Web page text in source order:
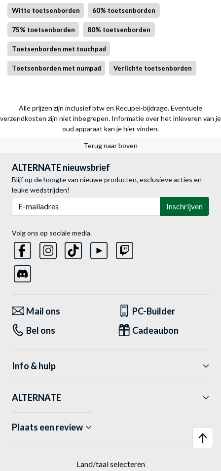
Witte toetsenborden 60% toetsenborden
75% toetsenborden 80% toetsenborden
Toetsenborden met touchpad
Toetsenborden met numpad Verlichte toetsenborden
Alle prijzen zijn inclusief btw en Recupel-bijdrage. Eventuele
verzendkosten zijn niet inbegrepen. Informatie over het inleveren van je
oud apparaat kan je hier vinden.
Terug naar boven
ALTERNATE nieuwsbrief
Blijf op de hoogte van nieuwe producten, exclusieve acties en
leuke wedstrijden!
Inschrijven
Volg ons op sociale media.
Mail ons
PC-Builder
Bel ons
Cadeaubon
Info & hulp
ALTERNATE
Plaats een review
Land/taal selecteren